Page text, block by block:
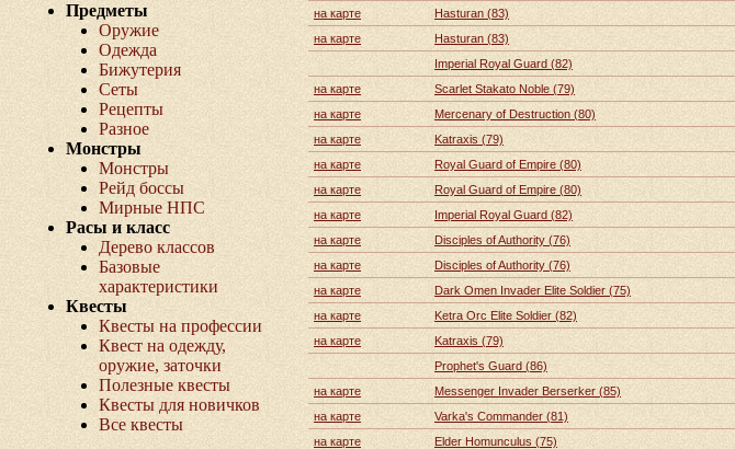
Предметы
Оружие
Одежда
Бижутерия
Сеты
Рецепты
Разное
Монстры
Монстры
Рейд боссы
Мирные НПС
Расы и класс
Дерево классов
Базовые
характеристики
Квесты
Квесты на профессии
Квест на одежду,
оружие, заточки
Полезные квесты
Квесты для новичков
Все квесты
на карте
Hasturan (83)
на карте
Hasturan (83)
Imperial Royal Guard (82)
на карте
Scarlet Stakato Noble (79)
на карте
Mercenary of Destruction (80)
на карте
Katraxis (79)
на карте
Royal Guard of Empire (80)
на карте
Royal Guard of Empire (80)
на карте
Imperial Royal Guard (82)
на карте
Disciples of Authority (76)
на карте
Disciples of Authority (76)
на карте
Dark Omen Invader Elite Soldier (75)
на карте
Ketra Orc Elite Soldier (82)
на карте
Katraxis (79)
Prophet's Guard (86)
на карте
Messenger Invader Berserker (85)
на карте
Varka's Commander (81)
на карте
Elder Homunculus (75)